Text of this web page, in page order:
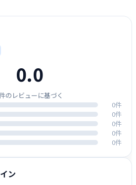
0.0
のレビューに基づく
0件
0件
0件
0件
0件
ン